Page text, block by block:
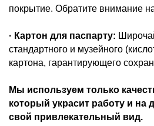
покрытие. Обратите внимание
· Картон для паспарту:
стандартного и музейного
картона, гарантирующего
Мы используем только
который украсит работу и на
свой привлекательный вид.